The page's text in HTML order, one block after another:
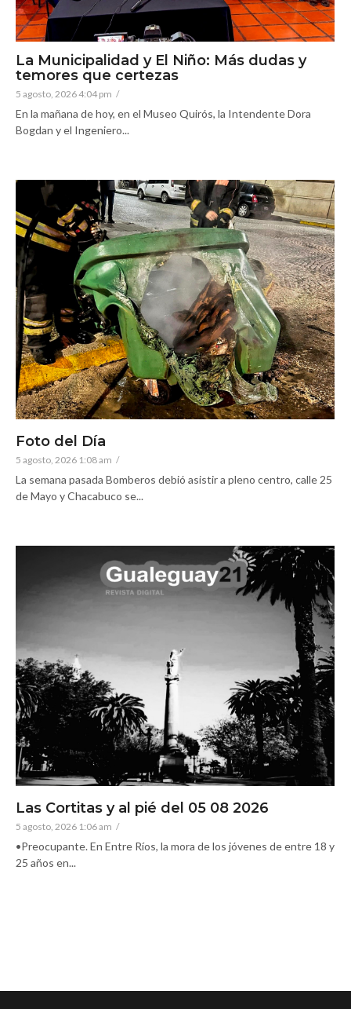
La Municipalidad y El Niño: Más dudas y
temores que certezas
5 agosto, 2026 4:04 pm /
En la mañana de hoy, en el Museo Quirós, la Intendente Dora
Bogdan y el Ingeniero...
Foto del Día
5 agosto, 2026 1:08 am /
La semana pasada Bomberos debió asistir a pleno centro, calle 25
de Mayo y Chacabuco se...
Las Cortitas y al pié del 05 08 2026
5 agosto, 2026 1:06 am /
•Preocupante. En Entre Ríos, la mora de los jóvenes de entre 18 y
25 años en...